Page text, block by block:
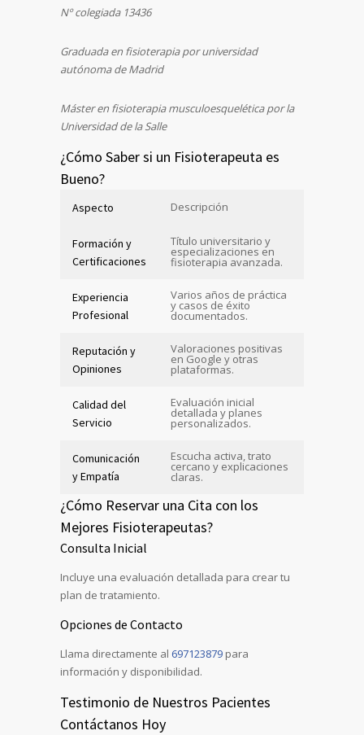
Nº colegiada 13436
Graduada en fisioterapia por universidad
autónoma de Madrid
Máster en fisioterapia musculoesquelética por la
Universidad de la Salle
¿Cómo Saber si un Fisioterapeuta es
Bueno?
Aspecto Descripción
Formación y
Certificaciones
Título universitario y
especializaciones en
fisioterapia avanzada.
Experiencia
Profesional
Varios años de práctica
y casos de éxito
documentados.
Reputación y
Opiniones
Valoraciones positivas
en Google y otras
plataformas.
Calidad del
Servicio
Evaluación inicial
detallada y planes
personalizados.
Comunicación
y Empatía
Escucha activa, trato
cercano y explicaciones
claras.
¿Cómo Reservar una Cita con los
Mejores Fisioterapeutas?
Consulta Inicial
Incluye una evaluación detallada para crear tu
plan de tratamiento.
Opciones de Contacto
Llama directamente al 697123879 para
información y disponibilidad.
Testimonio de Nuestros Pacientes
Contáctanos Hoy